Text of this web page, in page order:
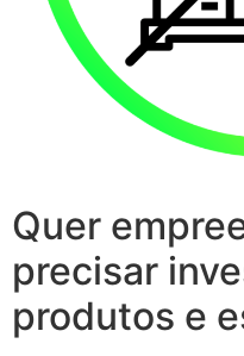
Quer
precisar
produtos e